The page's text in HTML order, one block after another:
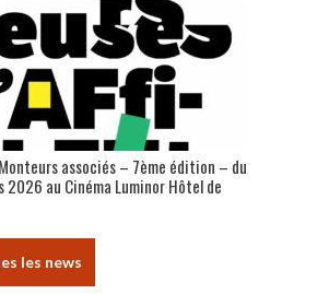
associés – 7ème édition – du
2026 au Cinéma Luminor Hôtel de
les news